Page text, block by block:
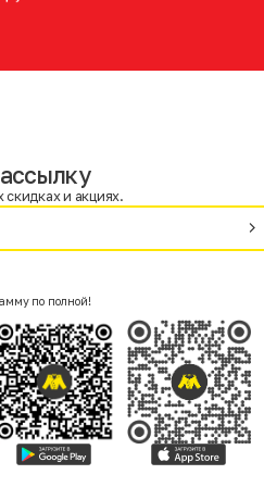
почте
и акциях.
по полной!